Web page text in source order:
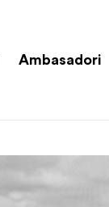
Ambasadori